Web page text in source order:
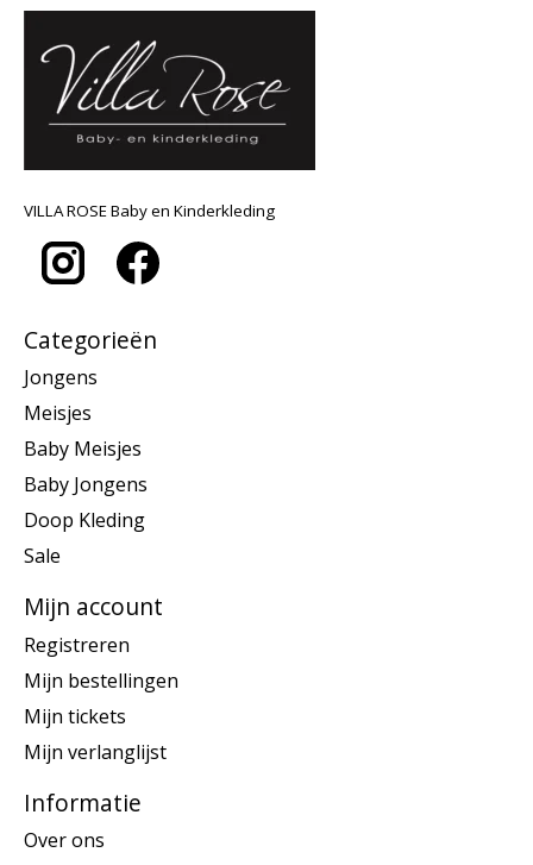
VILLA ROSE Baby en Kinderkleding
Categorieën
Jongens
Meisjes
Baby Meisjes
Baby Jongens
Doop Kleding
Sale
Mijn account
Registreren
Mijn bestellingen
Mijn tickets
Mijn verlanglijst
Informatie
Over ons